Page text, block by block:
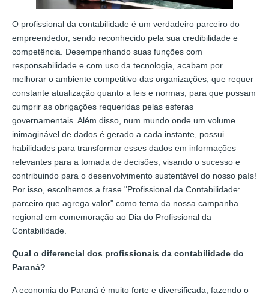
O profissional da contabilidade é um verdadeiro parceiro do
empreendedor, sendo reconhecido pela sua credibilidade e
competência. Desempenhando suas funções com
responsabilidade e com uso da tecnologia, acabam por
melhorar o ambiente competitivo das organizações, que requer
constante atualização quanto a leis e normas, para que possam
cumprir as obrigações requeridas pelas esferas
governamentais. Além disso, num mundo onde um volume
inimaginável de dados é gerado a cada instante, possui
habilidades para transformar esses dados em informações
relevantes para a tomada de decisões, visando o sucesso e
contribuindo para o desenvolvimento sustentável do nosso país!
Por isso, escolhemos a frase "Profissional da Contabilidade:
parceiro que agrega valor" como tema da nossa campanha
regional em comemoração ao Dia do Profissional da
Contabilidade.
Qual o diferencial dos profissionais da contabilidade do
Paraná?
A economia do Paraná é muito forte e diversificada, fazendo o